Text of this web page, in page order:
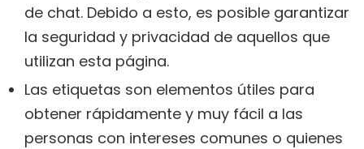
de chat. Debido a esto, es posible garantizar
la seguridad y privacidad de aquellos que
utilizan esta página.
Las etiquetas son elementos útiles para
obtener rápidamente y muy fácil a las
personas con intereses comunes o quienes